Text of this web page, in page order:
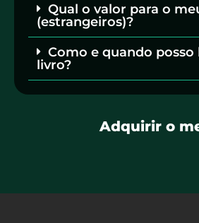
Qual o valor para o
(estrangeiros)?
Como e quando posso
livro?
Adquirir o